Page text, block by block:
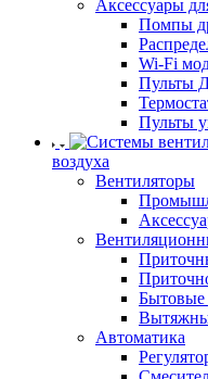
Аксессуары
Помпы
Wi-Fi
Пульты
Пульты
воздуха
Вентиляторы
Бытовые
Автоматика